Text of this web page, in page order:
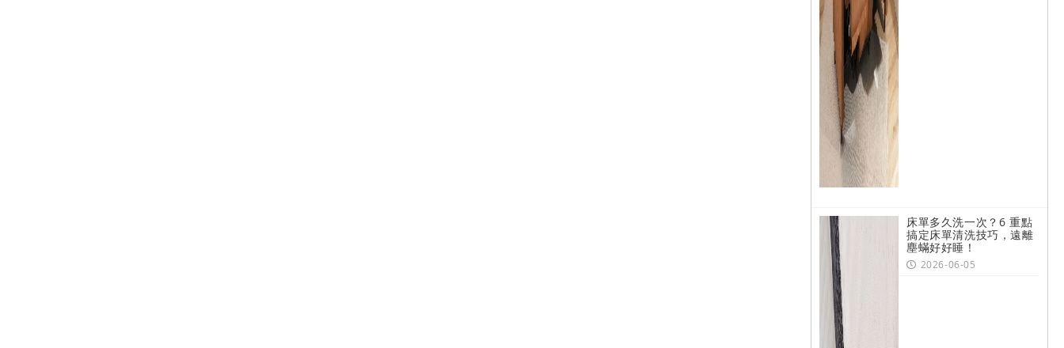
床單多久洗一次？6 重點
搞定床單清洗技巧，遠離
塵蟎好好睡！
2026-06-05